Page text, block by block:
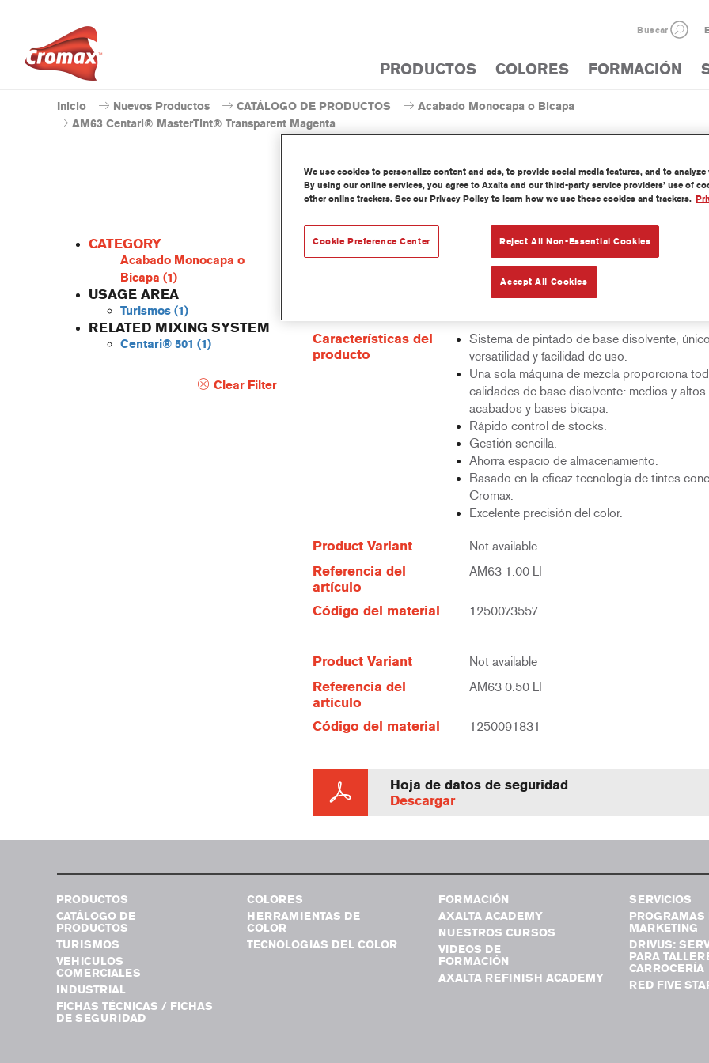
Buscar
PRODUCTOS COLORES FORMACIÓN
Inicio Nuevos Productos CATÁLOGO DE PRODUCTOS
Acabado Monocapa o Bicapa
AM63 Centari® MasterTint® Transparent Magenta
CATEGORY
Acabado Monocapa o
Bicapa (1)
USAGE AREA
Turismos (1)
RELATED MIXING SYSTEM
Centari® 501 (1)
Clear Filter
AM63 Centari® MasterTint®
Centari Mastertint es un tinte concentrado de base disolvente que forma
Características del
producto
Sistema de pintado de base disolvente,
versatilidad y facilidad de uso.
Una sola máquina de mezcla proporciona
calidades de base disolvente: medios y
acabados y bases bicapa.
Rápido control de stocks.
Gestión sencilla.
Ahorra espacio de almacenamiento.
Basado en la eficaz tecnología de tintes
Cromax.
Excelente precisión del color.
Product Variant Not available
Referencia del
artículo
AM63 1.00 LI
Código del material 1250073557
Product Variant Not available
Referencia del
artículo
AM63 0.50 LI
Código del material 1250091831
Hoja de datos de seguridad
Descargar
PRODUCTOS
CATÁLOGO DE
PRODUCTOS
TURISMOS
VEHICULOS
COMERCIALES
INDUSTRIAL
FICHAS TÉCNICAS / FICHAS
DE SEGURIDAD
COLORES
HERRAMIENTAS DE
COLOR
TECNOLOGIAS DEL COLOR
FORMACIÓN
AXALTA ACADEMY
NUESTROS CURSOS
VIDEOS DE
FORMACIÓN
AXALTA REFINISH ACADEMY
SERVICIOS
PROGRAMAS
MARKETING
DRIVUS:
PARA
CARROCERÍA
RED FIVE
We use cookies to personalize content and ads, to provide social media features, and to
By using our online services, you agree to Axalta and our third-party service providers’ use of
other online trackers. See our Privacy Policy to learn how we use these cookies and trackers.
Reject All Non-Essential Cookies
Accept All Cookies
Cookie Preference Center